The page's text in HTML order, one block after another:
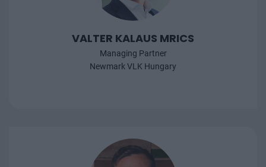
VALTER KALAUS MRICS
Managing Partner
Newmark VLK Hungary